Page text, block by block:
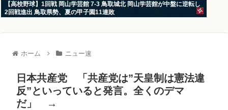
【高校野球】1回戦 岡山学芸館 7-3 鳥取城北 岡山学芸館が中盤に逆転し
2回戦進出 鳥取県勢、夏の甲子園11連敗
ホーム ニュー速
日本共産党 「共産党は”天皇制は憲法違
反”といっていると発言。全くのデマ
だ」 →